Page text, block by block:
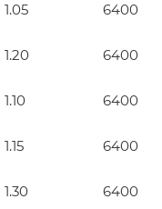
1.05 6400
1.20 6400
1.10 6400
1.15 6400
1.30 6400